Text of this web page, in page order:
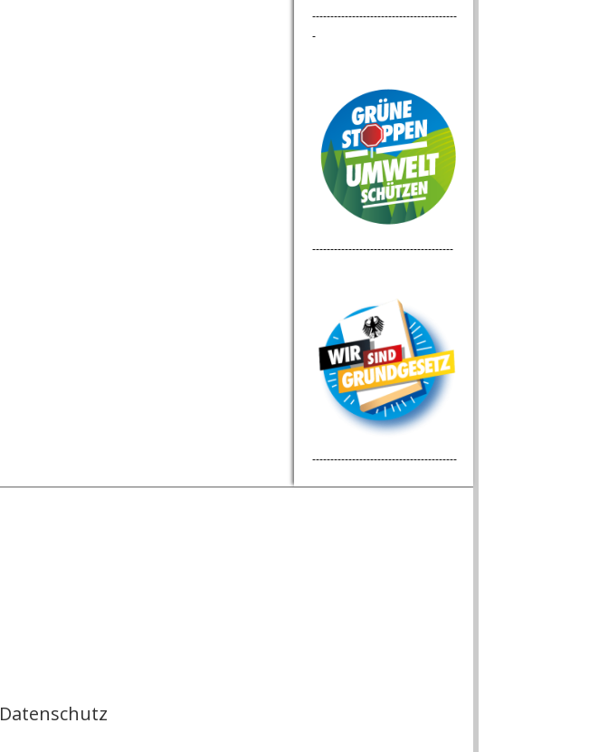
----------------------------------------
-
---------------------------------------
----------------------------------------
Datenschutz